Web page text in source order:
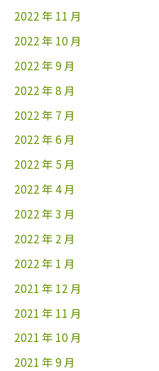
2022 年 11 月
2022 年 10 月
2022 年 9 月
2022 年 8 月
2022 年 7 月
2022 年 6 月
2022 年 5 月
2022 年 4 月
2022 年 3 月
2022 年 2 月
2022 年 1 月
2021 年 12 月
2021 年 11 月
2021 年 10 月
2021 年 9 月